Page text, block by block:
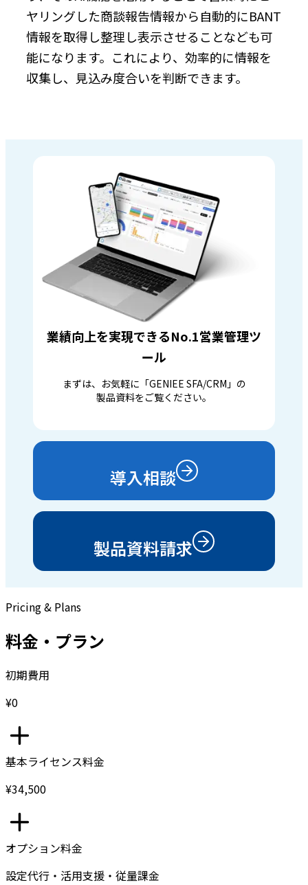
ヤリングした商談報告情報から自動的にBANT
情報を取得し整理し表示させることなども可
能になります。これにより、効率的に情報を
収集し、見込み度合いを判断できます。
業績向上を実現できるNo.1営業管理ツ
ール
まずは、お気軽に「GENIEE SFA/CRM」の
製品資料をご覧ください。
導入相談
製品資料請求
Pricing & Plans
料金・プラン
初期費用
¥0
基本ライセンス料金
¥34,500
オプション料金
設定代行・活用支援・従量課金